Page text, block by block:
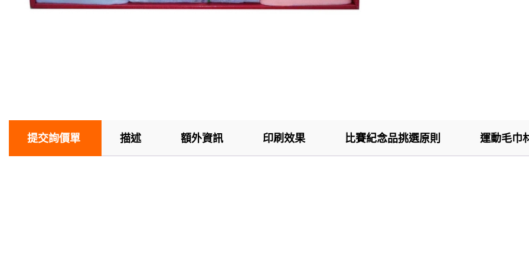
提交詢價單 描述 額外資訊 印刷效果 比賽紀念品挑選原則 運動毛巾